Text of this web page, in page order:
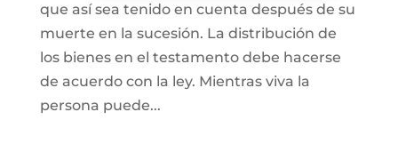
que así sea tenido en cuenta después de su
muerte en la sucesión. La distribución de
los bienes en el testamento debe hacerse
de acuerdo con la ley. Mientras viva la
persona puede...